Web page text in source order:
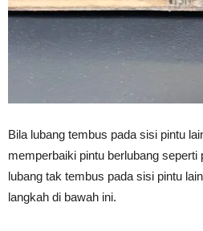
Bila lubang tembus pada sisi pintu
memperbaiki pintu berlubang seperti
lubang tak tembus pada sisi pintu
langkah di bawah ini.